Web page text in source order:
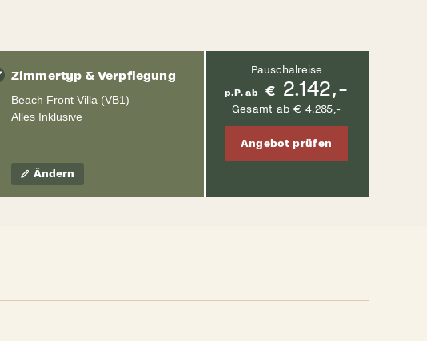
Pauschalreise
p.P. ab € 2.142,-
Gesamt ab € 4.285,-
Angebot prüfen
Zimmertyp & Verpflegung
Beach Front Villa (VB1)
Alles Inklusive
Ändern